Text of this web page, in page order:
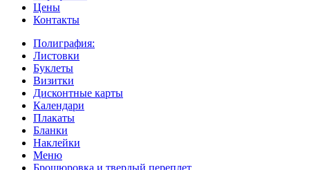
Цены
Контакты
Полиграфия:
Листовки
Буклеты
Визитки
Дисконтные карты
Календари
Плакаты
Бланки
Наклейки
Меню
Брошюровка и твердый переплет